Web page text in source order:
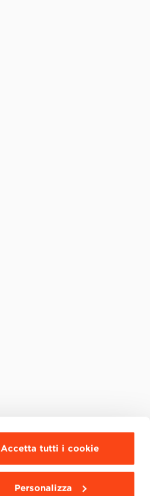
Accetta tutti i cookie
Personalizza